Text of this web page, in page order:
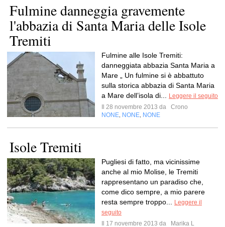
Fulmine danneggia gravemente
l'abbazia di Santa Maria delle Isole
Tremiti
Fulmine alle Isole Tremiti:
danneggiata abbazia Santa Maria a
Mare „ Un fulmine si è abbattuto
sulla storica abbazia di Santa Maria
a Mare dell’isola di...
Leggere il seguito
Il 28 novembre 2013 da
Crono
NONE NONE NONE
Isole Tremiti
Pugliesi di fatto, ma vicinissime
anche al mio Molise, le Tremiti
rappresentano un paradiso che,
come dico sempre, a mio parere
resta sempre troppo...
Leggere il
seguito
Il 17 novembre 2013 da
Marika L